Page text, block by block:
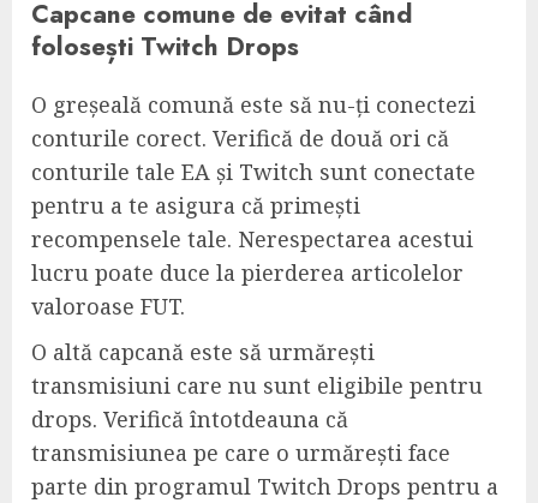
Capcane comune de evitat când
folosești Twitch Drops
O greșeală comună este să nu-ți conectezi
conturile corect. Verifică de două ori că
conturile tale EA și Twitch sunt conectate
pentru a te asigura că primești
recompensele tale. Nerespectarea acestui
lucru poate duce la pierderea articolelor
valoroase FUT.
O altă capcană este să urmărești
transmisiuni care nu sunt eligibile pentru
drops. Verifică întotdeauna că
transmisiunea pe care o urmărești face
parte din programul Twitch Drops pentru a